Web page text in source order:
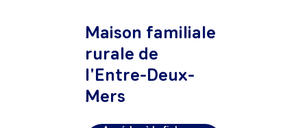
Maison familiale
rurale de
l'Entre-Deux-
Mers